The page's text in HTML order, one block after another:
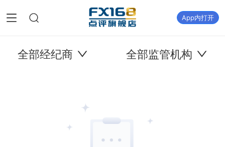
App内打开
全部经纪商 全部监管机构